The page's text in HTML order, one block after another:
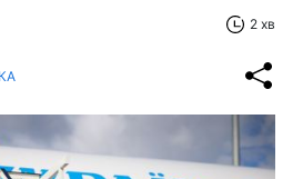
2 хв